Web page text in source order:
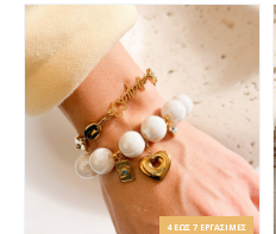
4 ΈΩΣ 7 ΕΡΓΆΣΙΜΕΣ